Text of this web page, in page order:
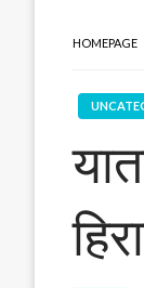
HOMEPAGE